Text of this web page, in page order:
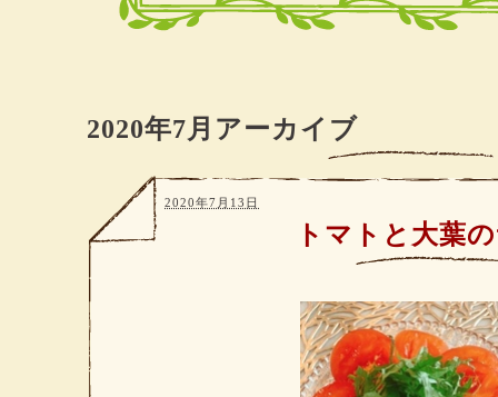
2020年7月アーカイブ
トマトと大葉
2020年7月13日